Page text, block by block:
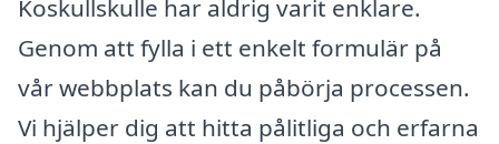
Koskullskulle har aldrig varit enklare.
Genom att fylla i ett enkelt formulär på
vår webbplats kan du påbörja processen.
Vi hjälper dig att hitta pålitliga och erfarna